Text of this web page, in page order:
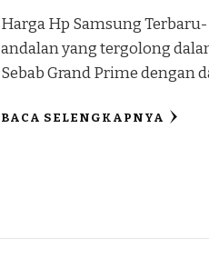
Harga Hp Samsung
andalan yang tergolong
Sebab Grand Prime dengan
BACA SELENGKAPNYA